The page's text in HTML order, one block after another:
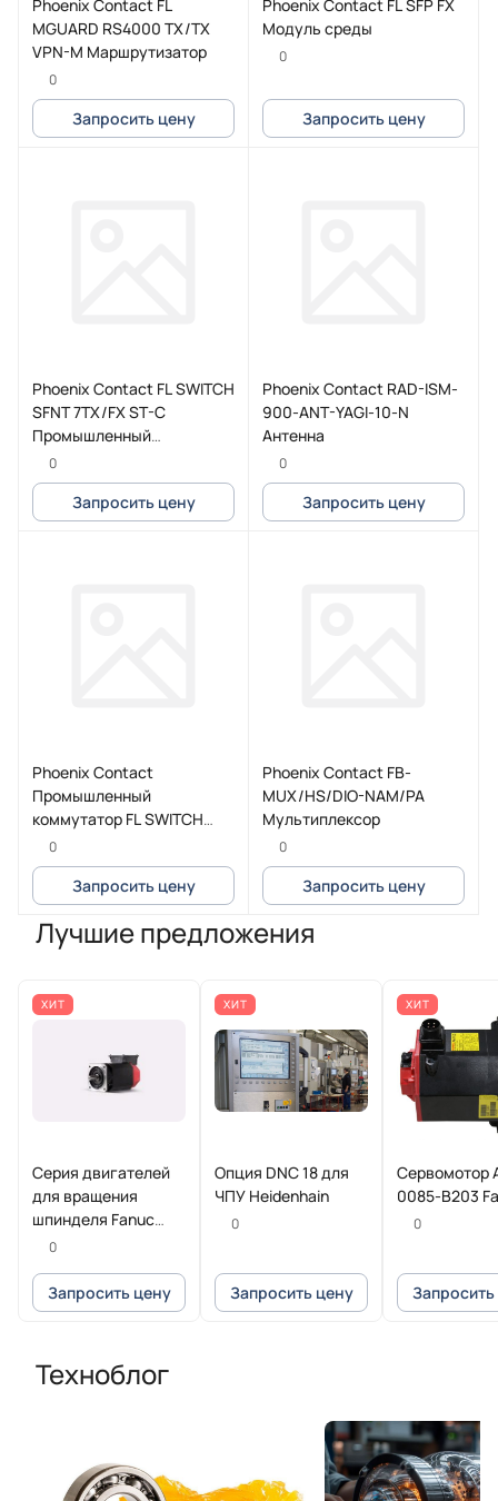
Phoenix Contact FL
MGUARD RS4000 TX/TX
VPN-M Маршрутизатор
0
Запросить цену
Phoenix Contact FL SFP FX
Модуль среды
0
Запросить цену
Phoenix Contact FL SWITCH
SFNT 7TX/FX ST-C
Промышленный
коммутатор
0
Запросить цену
Phoenix Contact RAD-ISM-
900-ANT-YAGI-10-N
Антенна
0
Запросить цену
Phoenix Contact
Промышленный
коммутатор FL SWITCH
3006T-2FX SM
0
Запросить цену
Phoenix Contact FB-
MUX/HS/DIO-NAM/PA
Мультиплексор
0
Запросить цену
Лучшие предложения
ХИТ
Серия двигателей
для вращения
шпинделя Fanuc
Beta iI
0
Запросить цену
ХИТ
Опция DNC 18 для
ЧПУ Heidenhain
0
Запросить цену
ХИТ
Сервомотор
0085-B203
0
Техноблог